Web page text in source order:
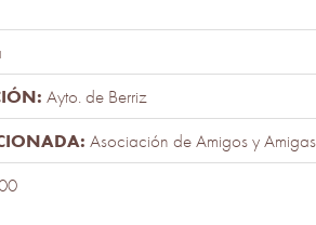
Ayto. de Berriz
Asociación de Amigos y